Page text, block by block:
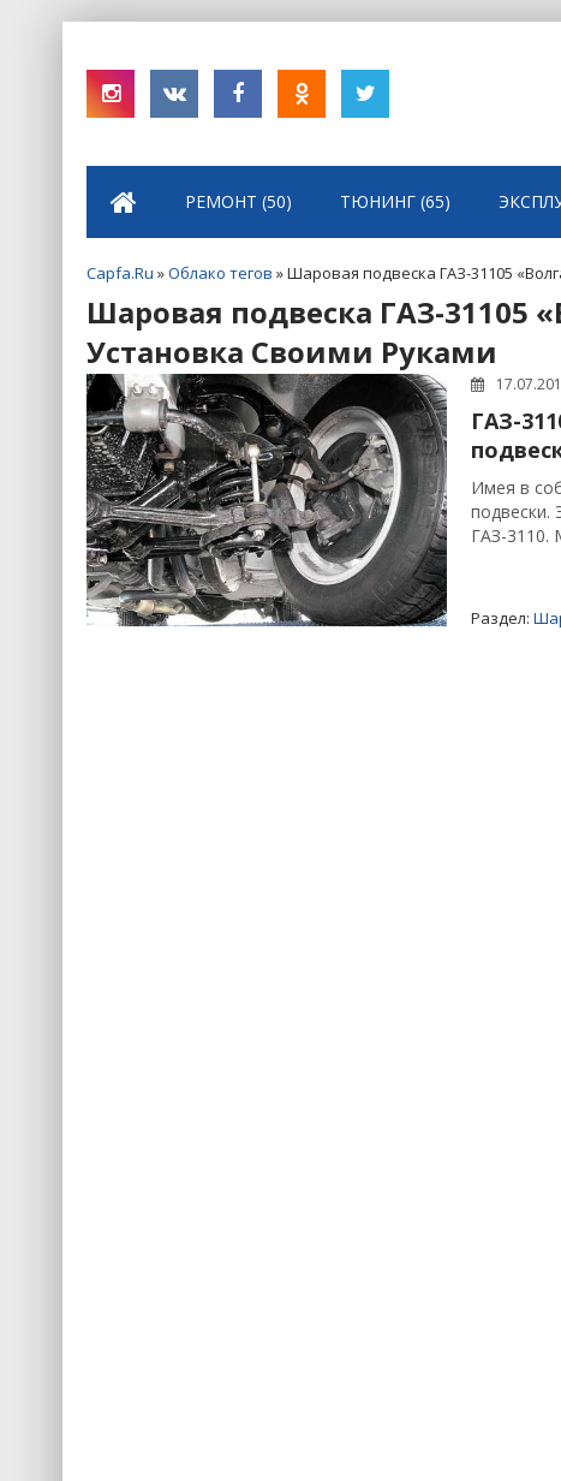
РЕМОНТ (50) ТЮНИНГ (65)
Capfa.Ru »Облако тегов » Шаровая подвеска ГАЗ-31105
Шаровая подвеска ГАЗ-31105
Установка Своими Руками
ГАЗ-
Имея в
подвески.
ГАЗ-3110.
Раздел: